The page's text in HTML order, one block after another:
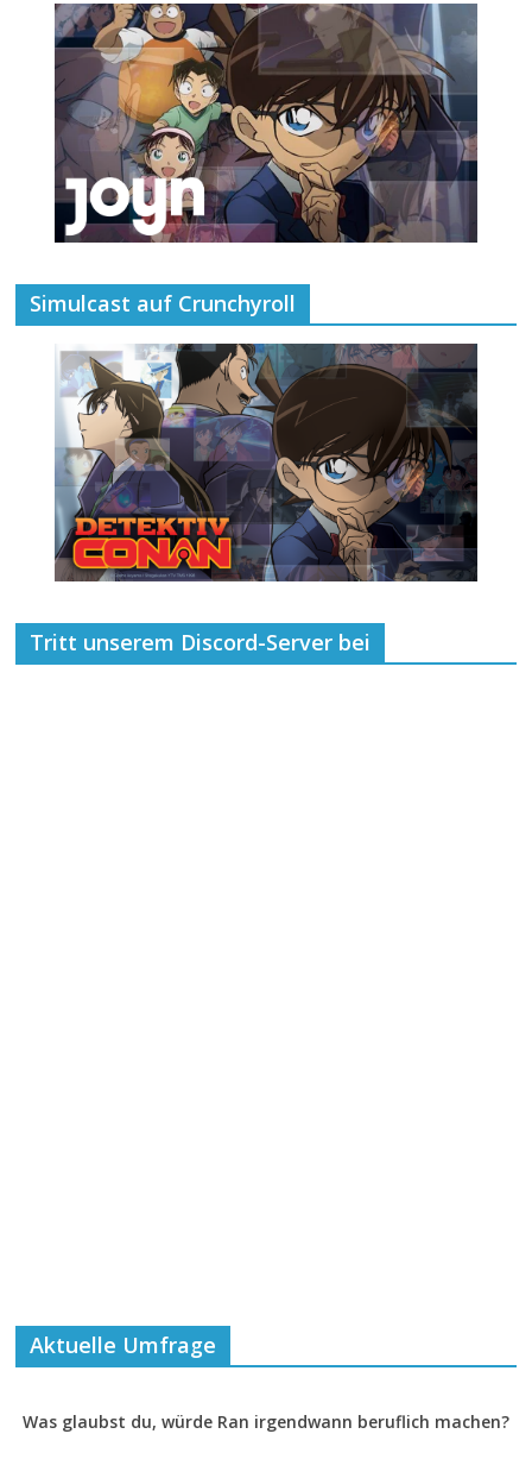
Simulcast auf Crunchyroll
Tritt unserem Discord-Server bei
Aktuelle Umfrage
Was glaubst du, würde Ran irgendwann beruflich machen?